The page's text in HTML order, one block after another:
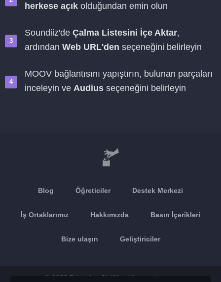
herkese açık olduğundan emin olun
Soundiiz'de Çalma Listesini İçe Aktar,
ardından Web URL'den seçeneğini belirleyin
MOOV bağlantısını yapıştırın, bulunan parçaları
inceleyin ve Audius seçeneğini belirleyin
Blog Öğreticiler Destek Merkezi
İş Ortaklarımız Hakkımızda Basın İçerikleri
Bize ulaşın Geliştiriciler
© 2026 Brickoft Gizlilik Hizmet durumu